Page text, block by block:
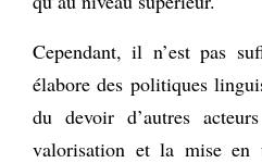
Cependant, il n’est pas
élabore des politiques
du devoir d’autres
valorisation et la mise en